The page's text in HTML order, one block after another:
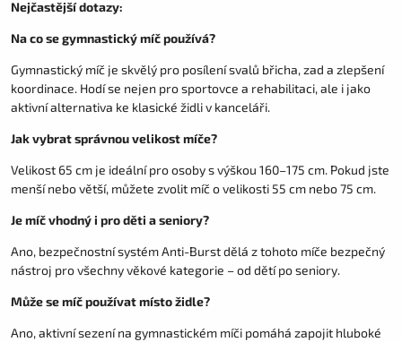
Nejčastější dotazy:
Na co se gymnastický míč používá?
Gymnastický míč je skvělý pro posílení svalů břicha, zad a zlepšení
koordinace. Hodí se nejen pro sportovce a rehabilitaci, ale i jako
aktivní alternativa ke klasické židli v kanceláři.
Jak vybrat správnou velikost míče?
Velikost 65 cm je ideální pro osoby s výškou 160–175 cm. Pokud jste
menší nebo větší, můžete zvolit míč o velikosti 55 cm nebo 75 cm.
Je míč vhodný i pro děti a seniory?
Ano, bezpečnostní systém Anti-Burst dělá z tohoto míče bezpečný
nástroj pro všechny věkové kategorie – od dětí po seniory.
Může se míč používat místo židle?
Ano, aktivní sezení na gymnastickém míči pomáhá zapojit hluboké